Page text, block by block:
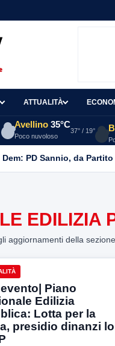
ATTUALITÀ
Avellino 35°C
Poco nuvoloso
37° / 19°
PD Sannio, da
EDILIZIA
aggiornamenti della sezione.
Piano
Edilizia
Lotta per la
presidio dinanzi lo